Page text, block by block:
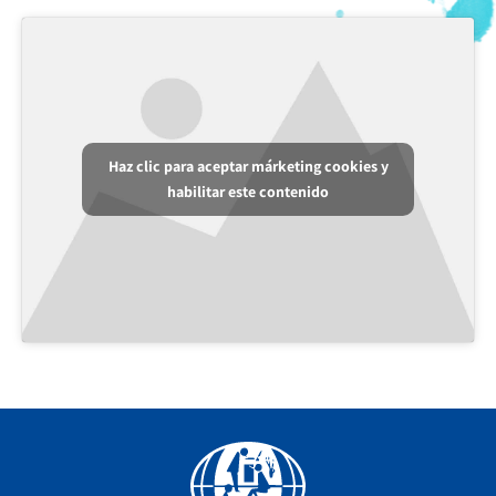
Haz clic para aceptar márketing cookies y
habilitar este contenido
Facebook
YouTube
Instagram